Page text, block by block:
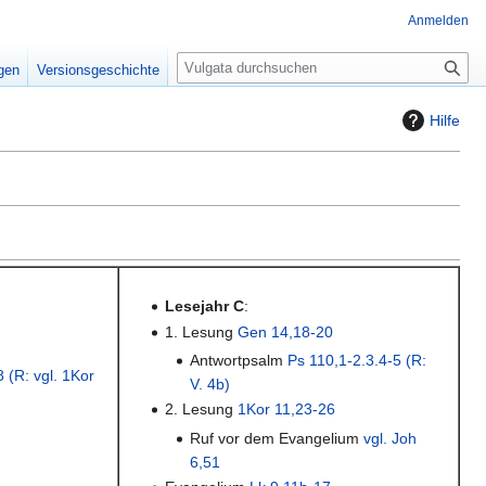
Hilfe
(R: vgl. 1Kor
Lesejahr C:
1. LesungGen 14,18-20
Antwortpsalm Ps 110,1-2.3.4-5 (R:
V. 4b)
2. Lesung 1Kor 11,23-26
Ruf vor dem Evangelium vgl. Joh
6,51
Anmelden
Versionsgeschichte
S
u
e